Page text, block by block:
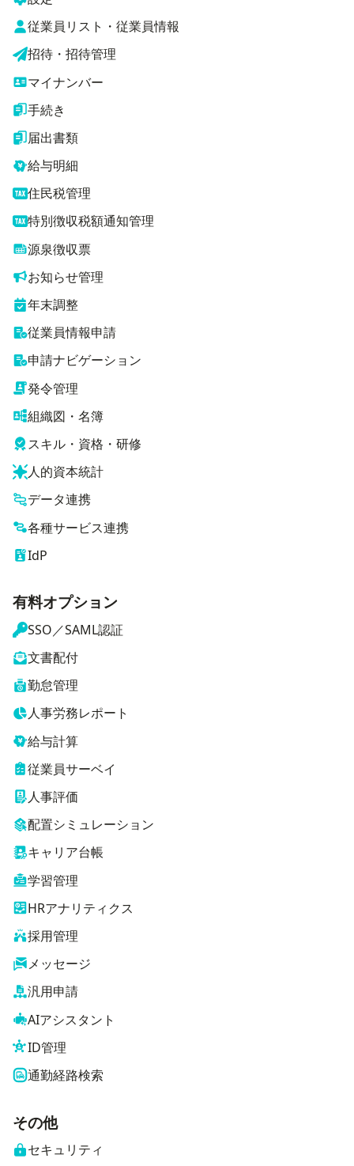
従業員リスト・従業員情報
招待・招待管理
マイナンバー
手続き
届出書類
給与明細
住民税管理
特別徴収税額通知管理
源泉徴収票
お知らせ管理
年末調整
従業員情報申請
申請ナビゲーション
発令管理
組織図・名簿
スキル・資格・研修
人的資本統計
データ連携
各種サービス連携
IdP
有料オプション
SSO／SAML認証
文書配付
勤怠管理
人事労務レポート
給与計算
従業員サーベイ
人事評価
配置シミュレーション
キャリア台帳
学習管理
HRアナリティクス
採用管理
メッセージ
汎用申請
AIアシスタント
ID管理
通勤経路検索
その他
セキュリティ